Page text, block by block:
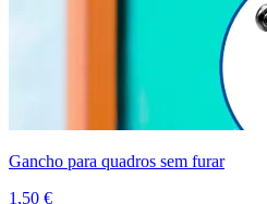
Gancho para quadros sem furar
1,50 €